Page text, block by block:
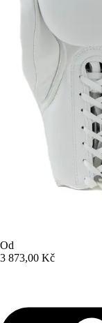
Od
3 873,00 Kč